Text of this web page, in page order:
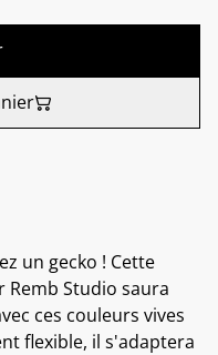
un gecko ! Cette
Studio saura
ces couleurs vives
flexible, il s'adaptera